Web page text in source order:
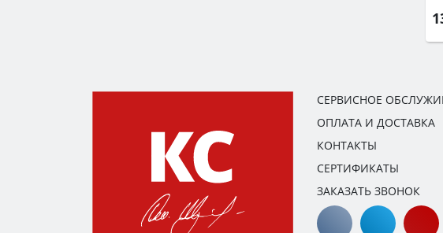
СЕРВИСНОЕ
ОПЛАТА И ДОСТАВКА
КОНТАКТЫ
СЕРТИФИКАТЫ
ЗАКАЗАТЬ ЗВОНОК